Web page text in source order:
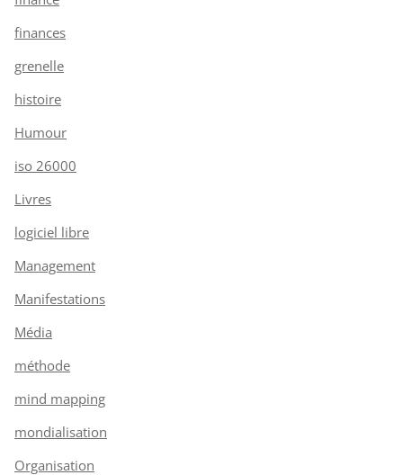
finances
grenelle
histoire
Humour
iso 26000
Livres
logiciel libre
Management
Manifestations
Média
méthode
mind mapping
mondialisation
Organisation